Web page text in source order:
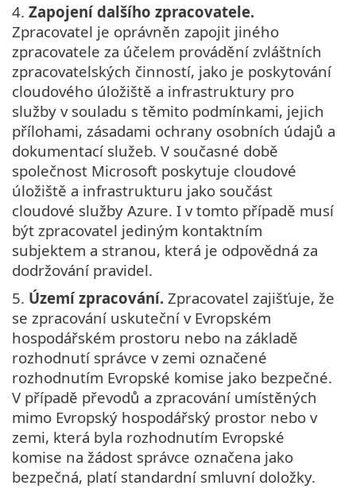
4. Zapojení dalšího zpracovatele.
Zpracovatel je oprávněn zapojit jiného
zpracovatele za účelem provádění zvláštních
zpracovatelských činností, jako je poskytování
cloudového úložiště a infrastruktury pro
služby v souladu s těmito podmínkami, jejich
přílohami, zásadami ochrany osobních údajů a
dokumentací služeb. V současné době
společnost Microsoft poskytuje cloudové
úložiště a infrastrukturu jako součást
cloudové služby Azure. I v tomto případě musí
být zpracovatel jediným kontaktním
subjektem a stranou, která je odpovědná za
dodržování pravidel.
5. Území zpracování. Zpracovatel zajišťuje, že
se zpracování uskuteční v Evropském
hospodářském prostoru nebo na základě
rozhodnutí správce v zemi označené
rozhodnutím Evropské komise jako bezpečné.
V případě převodů a zpracování umístěných
mimo Evropský hospodářský prostor nebo v
zemi, která byla rozhodnutím Evropské
komise na žádost správce označena jako
bezpečná, platí standardní smluvní doložky.